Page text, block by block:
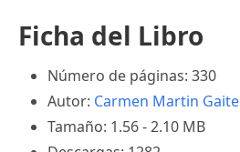
Ficha del Libro
Número de páginas: 330
Autor: Carmen Martin Gaite
Tamaño: 1.56 - 2.10 MB